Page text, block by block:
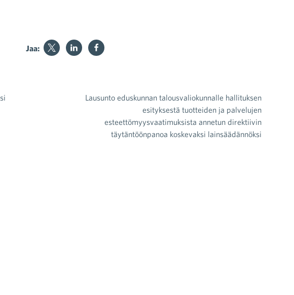
Jaa:
Lausunto eduskunnan talousvaliokunnalle hallituksen
esityksestä tuotteiden ja palvelujen
esteettömyysvaatimuksista annetun direktiivin
täytäntöönpanoa koskevaksi lainsäädännöksi